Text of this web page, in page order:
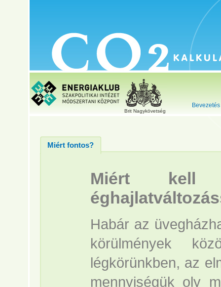
Brit Nagykövetség
Bevezetés
Miért fontos?
Miért kell
Habár az
körülmények
légkörünkben, az
mennyiségük oly